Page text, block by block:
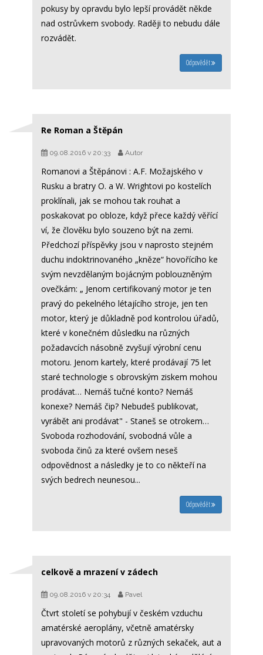
pokusy by opravdu bylo lepší provádět někde
nad ostrůvkem svobody. Raději to nebudu dále
rozvádět.
Odpovědět
Re Roman a Štěpán
09.08.2016 v 20:33 Autor
Romanovi a Štěpánovi : A.F. Možajského v
Rusku a bratry O. a W. Wrightovi po kostelích
proklínali, jak se mohou tak rouhat a
poskakovat po obloze, když přece každý věřící
ví, že člověku bylo souzeno být na zemi.
Předchozí příspěvky jsou v naprosto stejném
duchu indoktrinovaného „kněze“ hovořícího ke
svým nevzdělaným bojácným poblouzněným
ovečkám: „ Jenom certifikovaný motor je ten
pravý do pekelného létajícího stroje, jen ten
motor, který je důkladně pod kontrolou úřadů,
které v konečném důsledku na různých
požadavcích násobně zvyšují výrobní cenu
motoru. Jenom kartely, které prodávají 75 let
staré technologie s obrovským ziskem mohou
prodávat… Nemáš tučné konto? Nemáš
konexe? Nemáš čip? Nebudeš publikovat,
vyrábět ani prodávat" - Staneš se otrokem…
Svoboda rozhodování, svobodná vůle a
svoboda činů za které ovšem neseš
odpovědnost a následky je to co někteří na
svých bedrech neunesou...
Odpovědět
celkově a mrazení v zádech
09.08.2016 v 20:34 Pavel
Čtvrt století se pohybují v českém vzduchu
amatérské aeroplány, včetně amatérsky
upravovaných motorů z různých sekaček, aut a